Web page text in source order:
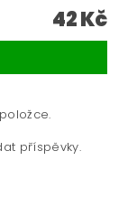
42 Kč
příspěvky.